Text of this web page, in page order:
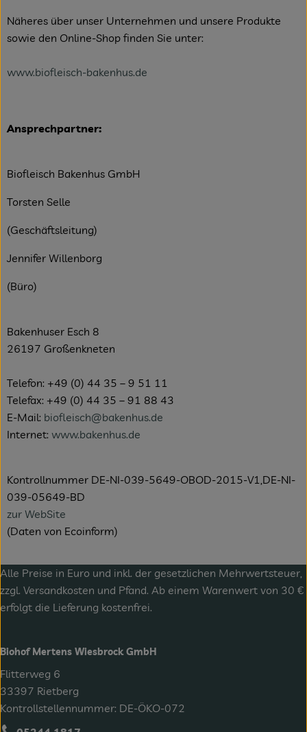
Näheres über unser Unternehmen und unsere Produkte
sowie den Online-Shop finden Sie unter:
www.biofleisch-bakenhus.de
Ansprechpartner:
Biofleisch Bakenhus GmbH
Torsten Selle
(Geschäftsleitung)
Jennifer Willenborg
(Büro)
Bakenhuser Esch 8
26197 Großenkneten
Telefon: +49 (0) 44 35 – 9 51 11
Telefax: +49 (0) 44 35 – 91 88 43
E-Mail: biofleisch@bakenhus.de
Internet: www.bakenhus.de
Kontrollnummer DE-NI-039-5649-OBOD-2015-V1,DE-NI-
039-05649-BD
zur WebSite
(Daten von Ecoinform)
Alle Preise in Euro und inkl. der gesetzlichen Mehrwertsteuer,
zzgl. Versandkosten und Pfand. Ab einem Warenwert von 30 €
erfolgt die Lieferung kostenfrei.
Biohof Mertens Wiesbrock GmbH
Flitterweg 6
33397 Rietberg
Kontrollstellennummer: DE-ÖKO-072